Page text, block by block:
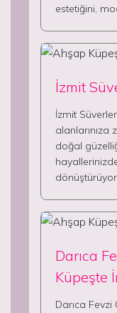
estetiğini,
İzmit
İzmit
alanlarınıza
doğal
Darıca
Küpeşte
Darıca